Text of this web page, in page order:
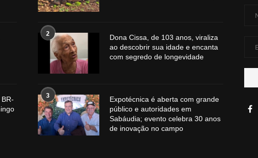
2
Dona Cissa, de 103 anos, viraliza
ao descobrir sua idade e encanta
com segredo de longevidade
3
Expotécnica é aberta com grande
público e autoridades em
Sabáudia; evento celebra 30 anos
de inovação no campo